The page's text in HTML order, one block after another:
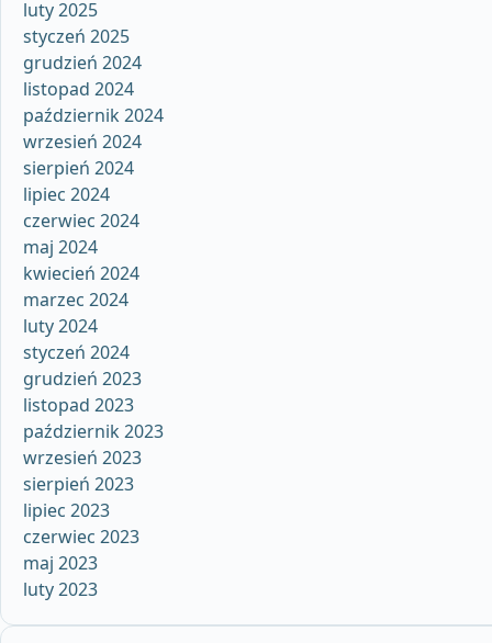
luty 2025
styczeń 2025
grudzień 2024
listopad 2024
październik 2024
wrzesień 2024
sierpień 2024
lipiec 2024
czerwiec 2024
maj 2024
kwiecień 2024
marzec 2024
luty 2024
styczeń 2024
grudzień 2023
listopad 2023
październik 2023
wrzesień 2023
sierpień 2023
lipiec 2023
czerwiec 2023
maj 2023
luty 2023